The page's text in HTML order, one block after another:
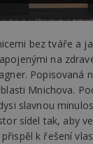
bez tváře a
na
Popisovaná
Mnichova.
slavnou
sídel tak, aby
k řešení